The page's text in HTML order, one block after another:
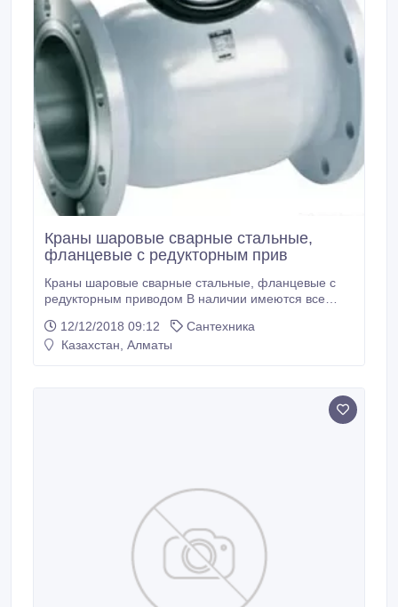
Краны шаровые сварные стальные,
фланцевые с редукторным прив
Краны шаровые сварные стальные, фланцевые с
редукторным приводом В наличии имеются все
всему Казахстану. Все вопросы по ценам, условиям
доставки и скидкам можно задать нашим
поставки: кол-ва, условий оплаты и места отгрузки.
12/12/2018 09:12
Сантехника
Казахстан, Алматы